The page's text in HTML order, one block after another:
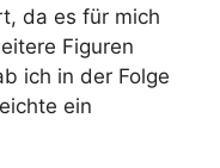
da es für mich
Figuren
ich in der Folge
ein